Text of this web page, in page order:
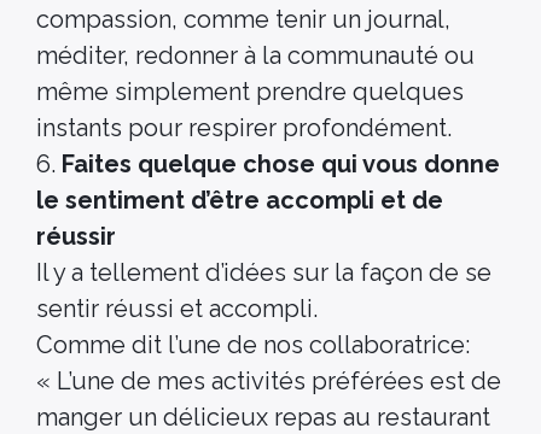
compassion, comme tenir un journal,
méditer, redonner à la communauté ou
même simplement prendre quelques
instants pour respirer profondément.
6. Faites quelque chose qui vous donne
le sentiment d’être accompli et de
réussir
Il y a tellement d’idées sur la façon de se
sentir réussi et accompli.
Comme dit l’une de nos collaboratrice:
« L’une de mes activités préférées est de
manger un délicieux repas au restaurant